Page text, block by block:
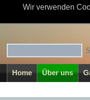
Willkommen
Home Über uns
Wir verwenden